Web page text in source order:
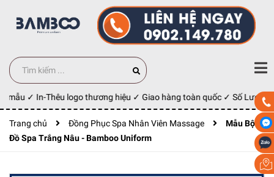
✓ In-Thêu logo thương hiệu ✓ Giao hàng toàn quốc ✓ Số Lượng
Trang chủ Đồng Phục Spa Nhân Viên Massage
Mẫu Bộ
Đồ Spa Trắng Nâu - Bamboo Uniform